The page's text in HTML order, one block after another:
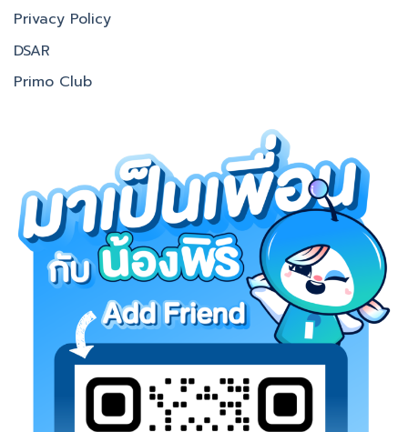
Privacy Policy
DSAR
Primo Club